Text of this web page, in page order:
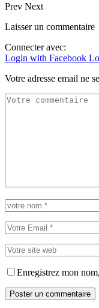
Prev Next
Laisser un commentaire
Connecter avec:
Login with Facebook
Votre adresse email ne
Enregistrez mon